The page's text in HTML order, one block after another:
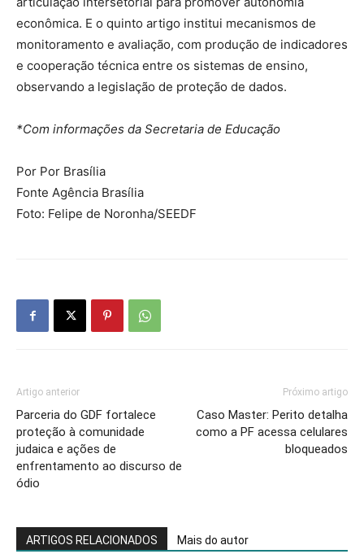
econômica. E o quinto artigo institui mecanismos de
monitoramento e avaliação, com produção de indicadores
e cooperação técnica entre os sistemas de ensino,
observando a legislação de proteção de dados.
*Com informações da Secretaria de Educação
Por Por Brasília
Fonte Agência Brasília
Foto: Felipe de Noronha/SEEDF
Artigo anterior
Parceria do GDF fortalece
proteção à comunidade
judaica e ações de
enfrentamento ao discurso de
ódio
Próximo artigo
Caso Master: Perito detalha
como a PF acessa celulares
bloqueados
ARTIGOS RELACIONADOS Mais do autor